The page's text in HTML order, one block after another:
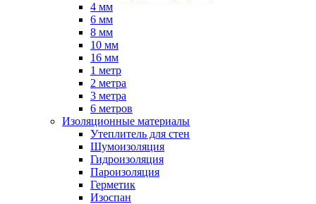
4 мм
6 мм
8 мм
10 мм
16 мм
1 метр
2 метра
3 метра
6 метров
Изоляционные материалы
Утеплитель для стен
Шумоизоляция
Гидроизоляция
Пароизоляция
Герметик
Изоспан